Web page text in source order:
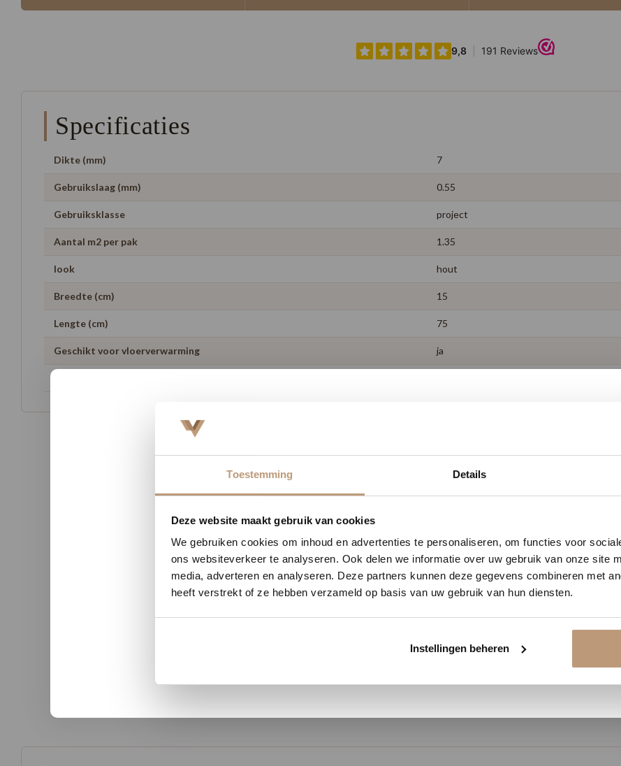
23
Nu tijdelijk 10% korting op
Vraag snel een offerte aan en bespaar direct.
Bekijk plak PVC vloeren
Toestemming Details
Deze website maakt gebruik van cookies
We gebruiken cookies om inhoud en advertenties te personaliseren, om functies voor
ons websiteverkeer te analyseren. Ook delen we informatie over uw gebruik van onze site
media, adverteren en analyseren. Deze partners kunnen deze gegevens combineren met
heeft verstrekt of ze hebben verzameld op basis van uw gebruik van hun diensten.
Instellingen beheren
Specificaties
Dikte (mm) 7
Gebruikslaag (mm) 0.55
Gebruiksklasse project
Aantal m2 per pak 1.35
look hout
Breedte (cm) 15
Lengte (cm) 75
Geschikt voor vloerverwarming ja
Ervaringen van onze klanten
Sophie uit Arnhem -
★★★★★
Snelle levering, mooie vloer en goed
Jan uit Utrecht -
★★★★★
Vloer perfect gelegd, en de service
Bekijk alle reviews op Google →